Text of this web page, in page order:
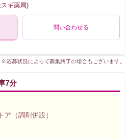
ギ薬局)
問い合わせる
※応募状況によって募集終了の場合もございます。
7分
ア（調剤併設）